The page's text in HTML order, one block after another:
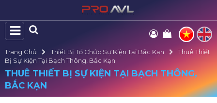
Trang Chủ Thiết Bị Tổ Chức Sự Kiện Tại Bắc Kạn
Thuê Thiết
Bị Sự Kiện Tại Bạch Thông, Bắc Kạn
THUÊ THIẾT BỊ SỰ KIỆN TẠI BẠCH THÔNG,
BẮC KẠN